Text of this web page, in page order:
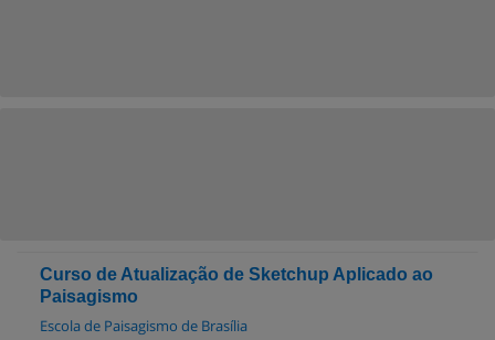
Curso de Atualização de Sketchup Aplicado ao
Paisagismo
Escola de Paisagismo de Brasília